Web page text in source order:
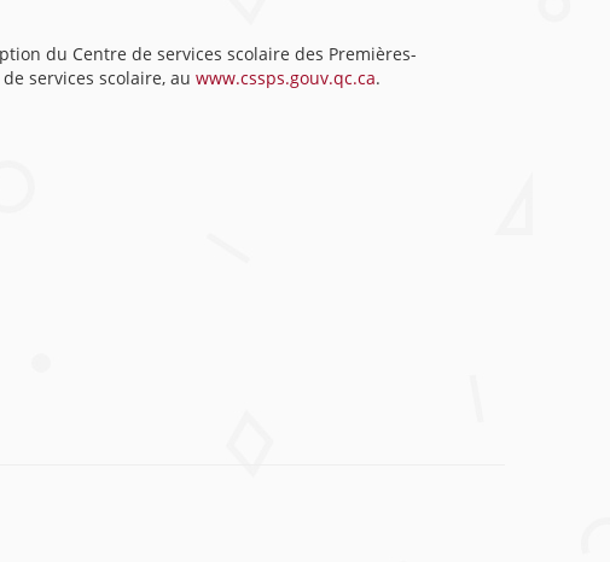
du Centre de services scolaire des Premières-
services scolaire, au www.cssps.gouv.qc.ca.